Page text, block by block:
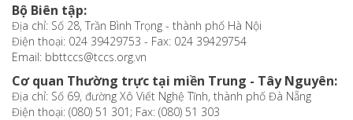
Bộ Biên tập:
Địa chỉ: Số 28, Trần Bình Trọng - thành phố Hà Nội
Điện thoại: 024 39429753 - Fax: 024 39429754
Email: bbttccs@tccs.org.vn
Cơ quan Thường trực tại miền Trung - Tây Nguyên:
Địa chỉ: Số 69, đường Xô Viết Nghệ Tĩnh, thành phố Đà Nẵng
Điện thoại: (080) 51 301; Fax: (080) 51 303